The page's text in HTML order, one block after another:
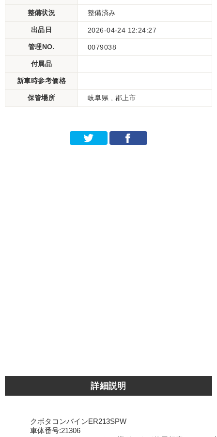
整備状況 整備済み
出品日 2026-04-24 12:24:27
管理NO. 0079038
付属品
新車時参考価格
保管場所 岐阜県 , 郡上市
詳細説明
クボタコンバインER213SPW
車体番号:21306